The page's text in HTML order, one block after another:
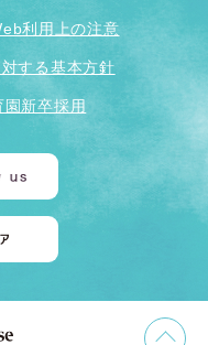
利用上の注意
する基本方針
園新卒採用